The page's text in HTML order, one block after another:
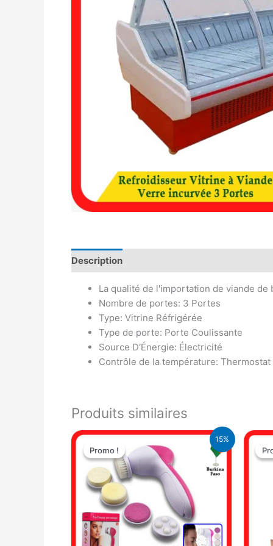
Description
La qualité de l′importation de viande
Nombre de portes: 3 Portes
Type: Vitrine Réfrigérée
Type de porte: Porte Coulissante
Source D′Énergie: Électricité
Contrôle de la température:
Produits similaires
15%
Promo !
Promo !
Le
initial
était :
4.100 CFA.
Le
prix
actuel
est :
3.500 CFA.